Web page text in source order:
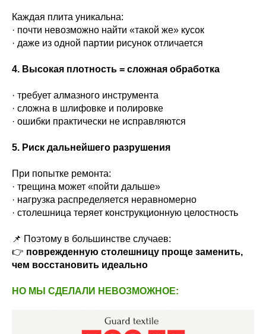
Каждая плита уникальна:
· почти невозможно найти «такой же» кусок
· даже из одной партии рисунок отличается
4. Высокая плотность = сложная обработка
· требует алмазного инструмента
· сложна в шлифовке и полировке
· ошибки практически не исправляются
5. Риск дальнейшего разрушения
При попытке ремонта:
· трещина может «пойти дальше»
· нагрузка распределяется неравномерно
· столешница теряет конструкционную целостность
📌 Поэтому в большинстве случаев:
👉 поврежденную столешницу проще заменить,
чем восстановить идеально
НО МЫ СДЕЛАЛИ НЕВОЗМОЖНОЕ: